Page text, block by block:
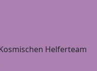
Helferteam